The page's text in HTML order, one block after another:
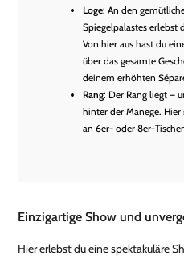
Loge: An den
Spiegelpalastes erlebst
Von hier aus hast du
über das gesamte
deinem erhöhten
Rang: Der Rang liegt –
hinter der Manege.
an 6er- oder 8er-
Einzigartige Show und
Hier erlebst du eine spektakuläre